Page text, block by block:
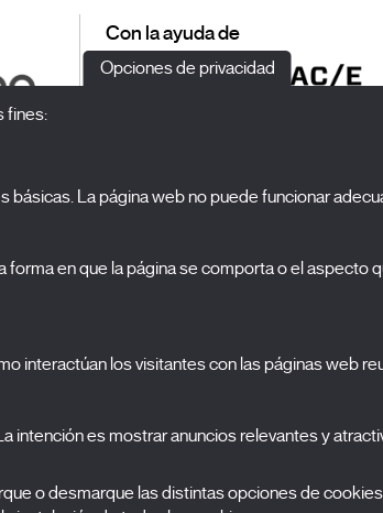
Con la ayuda de
Edición 2027
X Films
FAQs
Opciones de privacidad
fines:
básicas. La página web no puede funcionar
en que la página se comporta o el aspecto
interactúan los visitantes con las páginas web
intención es mostrar anuncios relevantes y
o desmarque las distintas opciones de